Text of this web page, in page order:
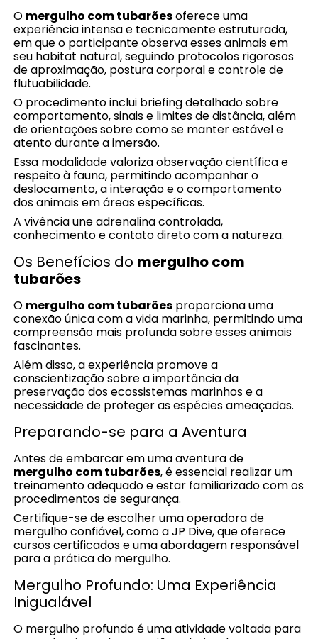
O mergulho com tubarõesoferece uma
experiência intensa e tecnicamente estruturada,
em que o participante observa esses animais em
seu habitat natural, seguindo protocolos rigorosos
de aproximação, postura corporal e controle de
flutuabilidade.
O procedimento inclui briefing detalhado sobre
comportamento, sinais e limites de distância, além
de orientações sobre como se manter estável e
atento durante a imersão.
Essa modalidade valoriza observação científica e
respeito à fauna, permitindo acompanhar o
deslocamento, a interação e o comportamento
dos animais em áreas específicas.
A vivência une adrenalina controlada,
conhecimento e contato direto com a natureza.
Os Benefícios do mergulho com
tubarões
O mergulho com tubarões proporciona uma
conexão única com a vida marinha, permitindo uma
compreensão mais profunda sobre esses animais
fascinantes.
Além disso, a experiência promove a
conscientização sobre a importância da
preservação dos ecossistemas marinhos e a
necessidade de proteger as espécies ameaçadas.
Preparando-se para a Aventura
Antes de embarcar em uma aventura de
mergulho com tubarões, é essencial realizar um
treinamento adequado e estar familiarizado com os
procedimentos de segurança.
Certifique-se de escolher uma operadora de
mergulho confiável, como a JP Dive, que oferece
cursos certificados e uma abordagem responsável
para a prática do mergulho.
Mergulho Profundo: Uma Experiência
Inigualável
O mergulho profundo é uma atividade voltada para